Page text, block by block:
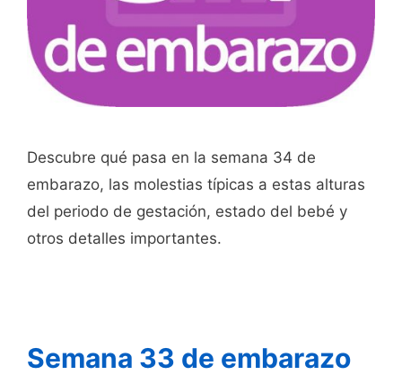
Descubre qué pasa en la semana 34 de
embarazo, las molestias típicas a estas alturas
del periodo de gestación, estado del bebé y
otros detalles importantes.
Semana 33 de embarazo